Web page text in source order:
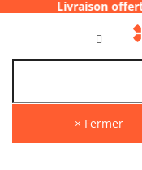
offerte
× Fermer